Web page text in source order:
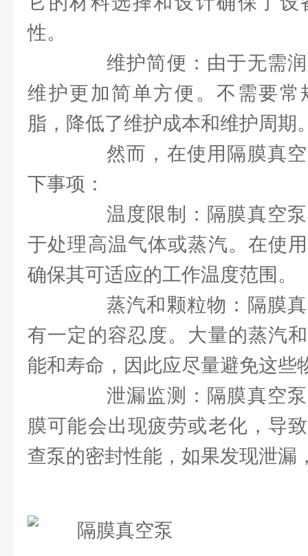
性。
维护简便：由于无需润
维护更加简单方便。不需要常
脂，降低了维护成本和维护周期
然而，在使用隔膜真空
下事项：
温度限制：隔膜真空泵
于处理高温气体或蒸汽。在使
确保其可适应的工作温度范围。
蒸汽和颗粒物：隔膜真
有一定的容忍度。大量的蒸汽
能和寿命，因此应尽量避免这些
泄漏监测：隔膜真空泵
膜可能会出现疲劳或老化，导
查泵的密封性能，如果发现泄漏